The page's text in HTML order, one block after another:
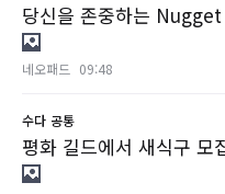
당신을 존중하는
네오패드 09:48
수다 공통
평화 길드에서 새식구 모